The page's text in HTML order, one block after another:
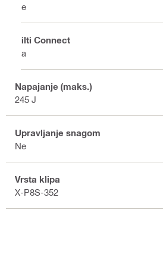
Ne
Hilti Connect
Da
Napajanje (maks.)
245 J
Upravljanje snagom
Ne
Vrsta klipa
X-P8S-352